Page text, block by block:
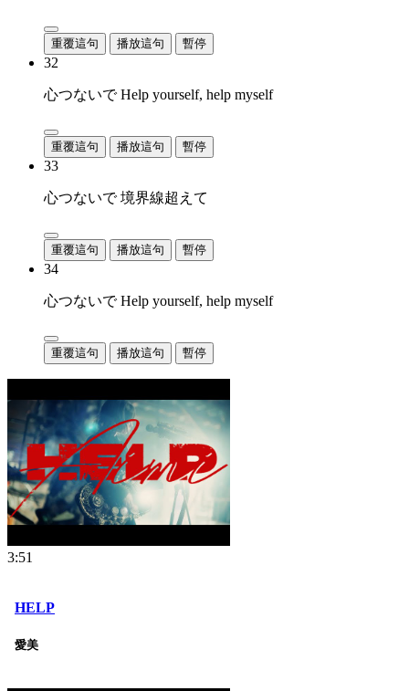
重覆這句 播放這句 暫停
32
心つないで Help yourself, help myself
重覆這句 播放這句 暫停
33
心つないで 境界線超えて
重覆這句 播放這句 暫停
34
心つないで Help yourself, help myself
重覆這句 播放這句 暫停
3:51
HELP
愛美